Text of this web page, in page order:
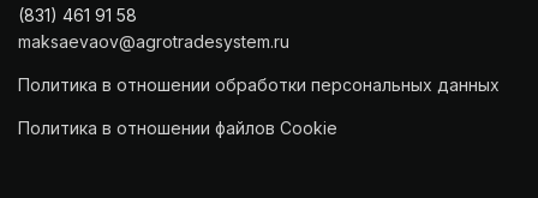
(831) 461 91 58
maksaevaov@agrotradesystem.ru
Политика в отношении обработки персональных данных
Политика в отношении файлов Cookie